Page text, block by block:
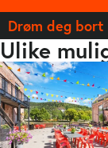
Drøm deg
Ulike